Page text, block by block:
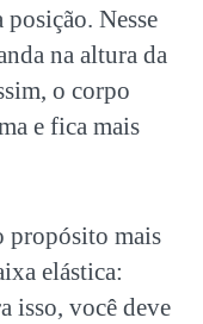
Nesse
na altura da
o corpo
e fica mais
propósito mais
elástica:
isso, você deve